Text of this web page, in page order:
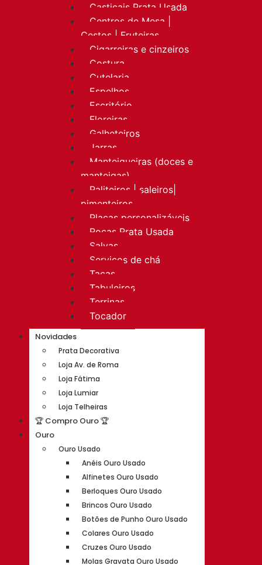
Castiçais Prata Usada
Centros de Mesa |
Cestos | Fruteiras
Cigarreiras e cinzeiros
Costura
Cutelaria
Espelhos
Escritório
Floreiras
Galheteiros
Jarras
Manteigueiras (doces e
manteigas)
Paliteiros | saleiros|
pimenteiros
Placas personalizáveis
Rocas Prata Usada
Salvas
Serviços de chá
Taças
Tabuleiros
Terrinas
Tocador
Novidades
Prata Decorativa
Loja Av. de Roma
Loja Fátima
Loja Lumiar
Loja Telheiras
🏆 Compro Ouro 🏆
Ouro
Ouro Usado
Anéis Ouro Usado
Alfinetes Ouro Usado
Berloques Ouro Usado
Brincos Ouro Usado
Botões de Punho Ouro Usado
Colares Ouro Usado
Cruzes Ouro Usado
Molas Gravata Ouro Usado